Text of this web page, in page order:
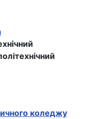
коледжу